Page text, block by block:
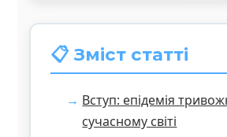
📋 Зміст статті
Вступ: епідемія
сучасному світі